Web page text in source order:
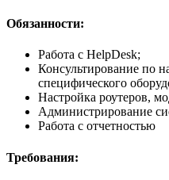
Обязанности:
Работа с HelpDesk;
Консультирование по
специфического
Настройка роутеров,
Администрирование
Работа с отчетностью
Требования: